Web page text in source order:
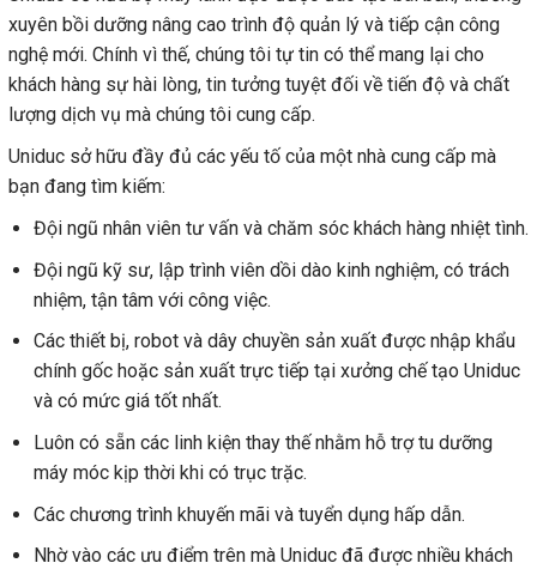
xuyên bồi dưỡng nâng cao trình độ quản lý và tiếp cận công
nghệ mới. Chính vì thế, chúng tôi tự tin có thể mang lại cho
khách hàng sự hài lòng, tin tưởng tuyệt đối về tiến độ và chất
lượng dịch vụ mà chúng tôi cung cấp.
Uniduc sở hữu đầy đủ các yếu tố của một nhà cung cấp mà
bạn đang tìm kiếm:
Đội ngũ nhân viên tư vấn và chăm sóc khách hàng nhiệt tình.
Đội ngũ kỹ sư, lập trình viên dồi dào kinh nghiệm, có trách
nhiệm, tận tâm với công việc.
Các thiết bị, robot và dây chuyền sản xuất được nhập khẩu
chính gốc hoặc sản xuất trực tiếp tại xưởng chế tạo Uniduc
và có mức giá tốt nhất.
Luôn có sẵn các linh kiện thay thế nhằm hỗ trợ tu dưỡng
máy móc kịp thời khi có trục trặc.
Các chương trình khuyến mãi và tuyển dụng hấp dẫn.
Nhờ vào các ưu điểm trên mà Uniduc đã được nhiều khách